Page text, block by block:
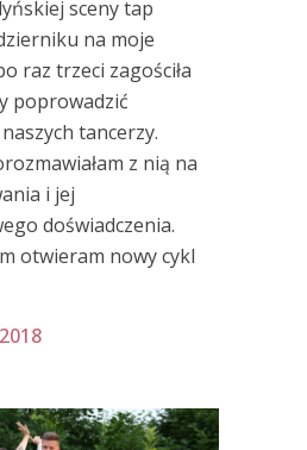
sceny tap
na moje
raz trzeci zagościła
poprowadzić
tancerzy.
z nią na
i jej
doświadczenia.
otwieram nowy cykl